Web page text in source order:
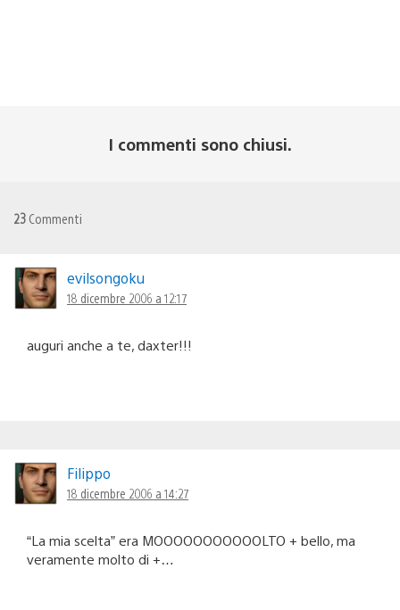
I commenti sono chiusi.
23 Commenti
evilsongoku
18 dicembre 2006 a 12:17
auguri anche a te, daxter!!!
Filippo
18 dicembre 2006 a 14:27
“La mia scelta” era MOOOOOOOOOOOLTO + bello, ma
veramente molto di +…